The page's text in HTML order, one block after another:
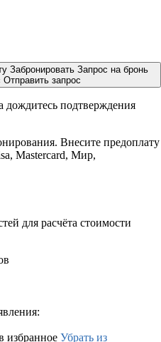
Забронировать Запрос на бронь
Отправить запрос
дождитесь подтверждения
Внесите предоплату
Mastercard, Мир,
для расчёта стоимости
избранное Убрать из